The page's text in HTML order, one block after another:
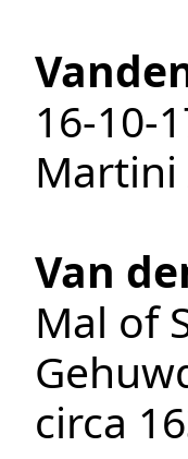
Van
Mal of
circa